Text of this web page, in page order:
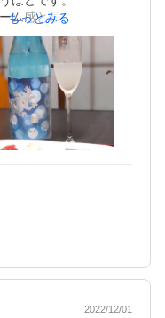
ム感と最高です。
きめ細かいと感じま
！と記載があります
す。
時美味しくさらに2本
もっとみる
2022/12/01